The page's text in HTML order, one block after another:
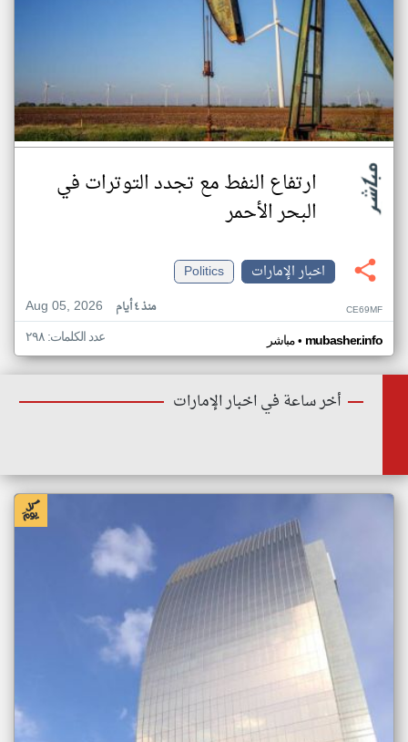
ارتفاع النفط مع تجدد التوترات في
البحر الأحمر
اخبار الإمارات
Politics
Aug 05, 2026
منذ ٤ أيام CE69MF
مباشر• mubasher.info عدد الكلمات: ٢٩٨
أخر ساعة في اخبار الإمارات